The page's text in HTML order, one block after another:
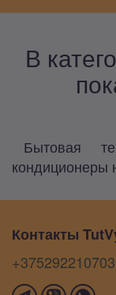
В
Бытовая
кондиционеры
Контакты
+375292210703